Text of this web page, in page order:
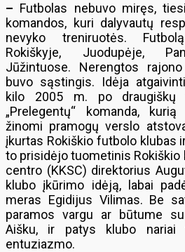
– Futbolas nebuvo miręs,
komandos, kuri dalyvautų
nevyko treniruotės.
Rokiškyje, Juodupėje,
Jūžintuose. Nerengtos
buvo sąstingis. Idėja
kilo 2005 m. po draugiškų
„Prelegentų“ komanda,
žinomi pramogų verslo
įkurtas Rokiškio futbolo klubas
to prisidėjo tuometinis
centro (KKSC) direktorius
klubo įkūrimo idėją, labai
meras Egidijus Vilimas. Be
paramos vargu ar būtume
Aišku, ir patys klubo
entuziazmo.